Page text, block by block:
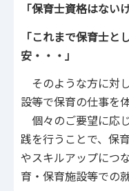
「保育士資格はない
「これまで保育士
安・・・」
そのような方に対
設等で保育の仕事を
個々のご要望に応
践を行うことで、保
やスキルアップにつ
育・保育施設等での